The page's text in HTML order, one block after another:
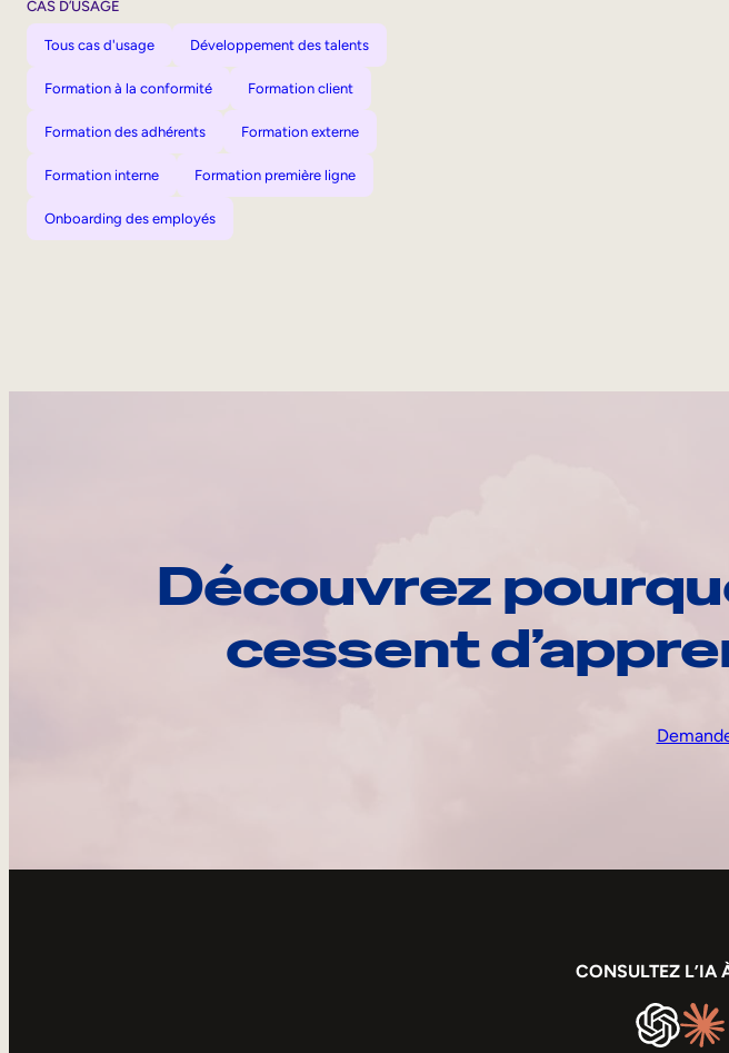
CAS D’USAGE
Tous cas d'usage Développement des talents
Formation à la conformité Formation client
Formation des adhérents Formation externe
Formation interne Formation première ligne
Onboarding des employés
Découvrez
cessent
CONSULTEZ L’IA